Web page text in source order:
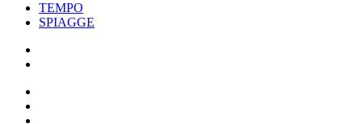
TEMPO
SPIAGGE